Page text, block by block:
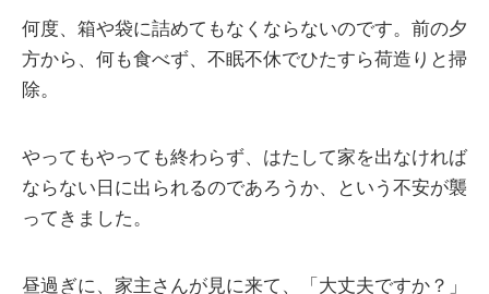
何度、箱や袋に詰めてもなくならないのです。前の夕
方から、何も食べず、不眠不休でひたすら荷造りと掃
除。
やってもやっても終わらず、はたして家を出なければ
ならない日に出られるのであろうか、という不安が襲
ってきました。
昼過ぎに、家主さんが見に来て、「大丈夫ですか？」